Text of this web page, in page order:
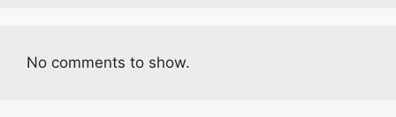
No comments to show.